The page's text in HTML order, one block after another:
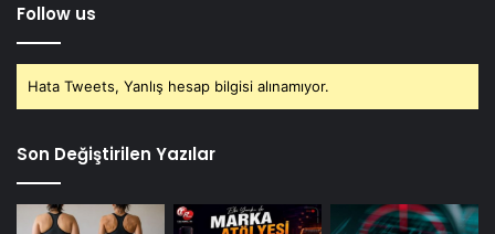
Follow us
Hata Tweets, Yanlış hesap bilgisi alınamıyor.
Son Değiştirilen Yazılar